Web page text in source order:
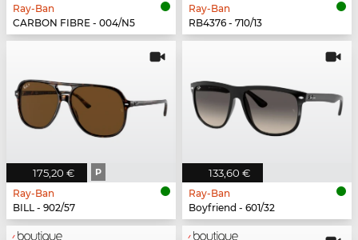
Ray-Ban
CARBON FIBRE - 004/N5
Ray-Ban
RB4376 - 710/13
175,20 € P
Ray-Ban
BILL - 902/57
133,60 €
Ray-Ban
Boyfriend - 601/32